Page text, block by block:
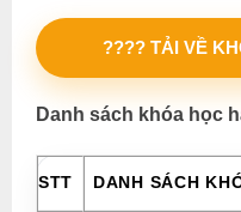
???? TẢI VỀ
Danh sách khóa học
STT DANH SÁCH